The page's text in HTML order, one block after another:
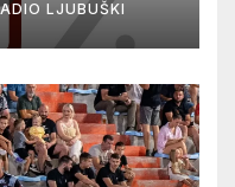
LJUBUŠKI